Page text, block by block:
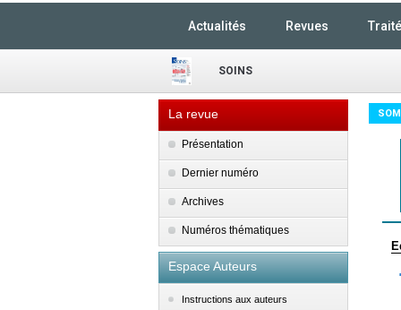
Actualités Revues
SOINS
La revue
Présentation
Dernier numéro
Archives
Numéros thématiques
Espace Auteurs
Instructions aux auteurs